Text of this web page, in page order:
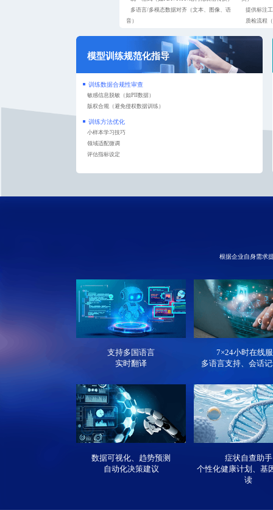
多语言/多模态数据对齐（文本、图像、语
音）
提供标注
质检流程
模型训练规范化指导
训练数据合规性审查
敏感信息脱敏（如PII数据）
版权合规（避免侵权数据训练）
训练方法优化
小样本学习技巧
领域适配微调
评估指标设定
根据企业自身需求
支持多国语言
实时翻译
7×24小时在线
多语言支持、会话
数据可视化、趋势预测
自动化决策建议
症状自查助手
个性化健康计划、基
读